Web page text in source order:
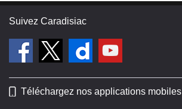
Suivez Caradisiac
Téléchargez nos applications mobiles